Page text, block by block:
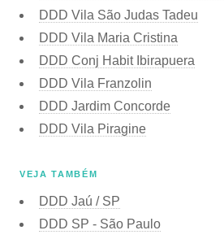
DDD Vila São Judas Tadeu
DDD Vila Maria Cristina
DDD Conj Habit Ibirapuera
DDD Vila Franzolin
DDD Jardim Concorde
DDD Vila Piragine
VEJA TAMBÉM
DDD Jaú / SP
DDD SP - São Paulo